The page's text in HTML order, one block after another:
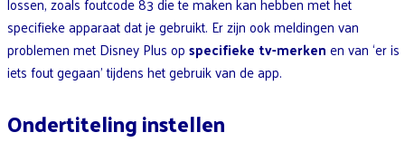
specifieke apparaat dat je gebruikt. Er zijn ook meldingen van
problemen met Disney Plus opspecifieke tv-merkenen van ‘er is
iets fout gegaan’ tijdens het gebruik van de app.
Ondertiteling instellen